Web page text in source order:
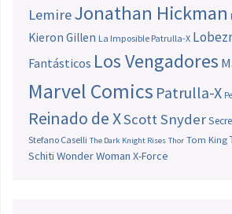
LemireJonathan Hickman
Kieron Gillen La Imposible Patrulla-X
Fantásticos Los Vengadores
Marvel Comics Patrulla-X
Reinado de XScott Snyder
Stefano Caselli The Dark Knight Rises Thor Tom King
Schiti Wonder Woman X-Force